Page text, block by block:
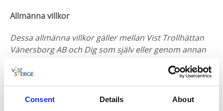
Consent Details About
Allmänna villkor
Dessa allmänna villkor gäller mellan Vist Trollhättan
Vänersborg AB och Dig som själv eller genom annan
bekräftelsen. Avtalet kan gälla boende, köp av andra
produkter och tjänster, eller en kombination av
dessa.